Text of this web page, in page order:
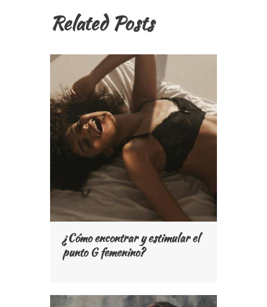
Related Posts
¿Cómo encontrar y estimular el
punto G femenino?